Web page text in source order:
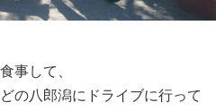
事して、
の八郎潟にドライブに行って